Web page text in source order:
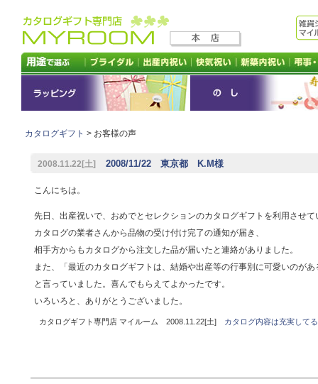
カタログギフト > お客様の声
2008.11.22[土] 2008/11/22 東京都 K.M様
こんにちは。
先日、出産祝いで、おめでとセレクションのカタログギフトを利用させて
カタログの業者さんから品物の受け付け完了の通知が届き、
相手方からもカタログから注文した品が届いたと連絡がありました。
また、「最近のカタログギフトは、結婚や出産等の行事別に可愛いのがあ
と言っていました。喜んでもらえてよかったです。
いろいろと、ありがとうございました。
カタログギフト専門店 マイルーム 2008.11.22[土] カタログ内容は充実して